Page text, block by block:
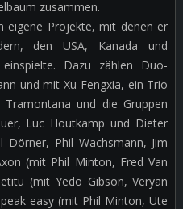
zusammen.
eigene Projekte, mit denen er
den USA, Kanada und
Dazu zählen Duo-
und mit Xu Fengxia, ein Trio
und die Gruppen
Luc Houtkamp und Dieter
Dörner, Phil Wachsmann, Jim
(mit Phil Minton, Fred Van
(mit Yedo Gibson, Veryan
easy (mit Phil Minton, Ute